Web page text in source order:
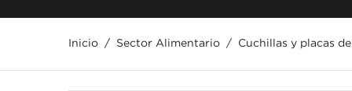
Inicio Sector Alimentario Cuchillas y placas